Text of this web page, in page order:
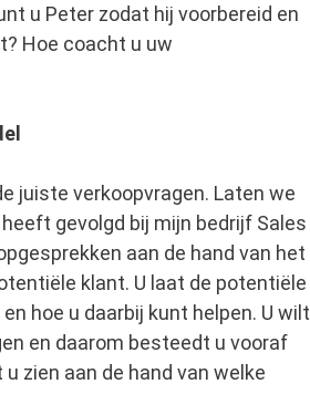
u Peter zodat hij voorbereid en
Hoe coacht u uw
juiste verkoopvragen. Laten we
gevolgd bij mijn bedrijf Sales
aan de hand van het
klant. U laat de potentiële
hoe u daarbij kunt helpen. U wilt
en daarom besteedt u vooraf
zien aan de hand van welke